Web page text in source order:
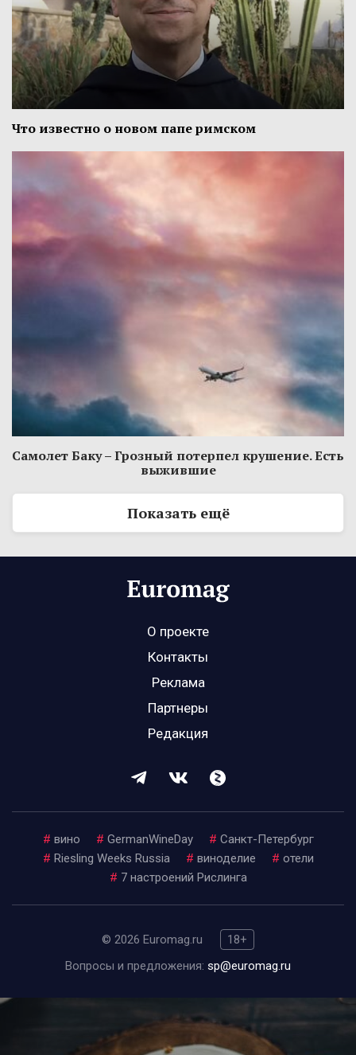
Что известно о новом папе римском
Самолет Баку – Грозный потерпел крушение. Есть
выжившие
Показать ещё
О проекте
Контакты
Реклама
Партнеры
Редакция
# вино # GermanWineDay # Санкт-Петербург
# Riesling Weeks Russia # виноделие # отели
# 7 настроений Рислинга
© 2026 Euromag.ru
18+
Вопросы и предложения: sp@euromag.ru